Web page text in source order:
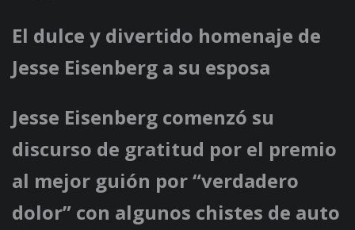
El dulce y divertido homenaje de
Jesse Eisenberg a su esposa
Jesse Eisenberg comenzó su
discurso de gratitud por el premio
al mejor guión por “verdadero
dolor” con algunos chistes de auto